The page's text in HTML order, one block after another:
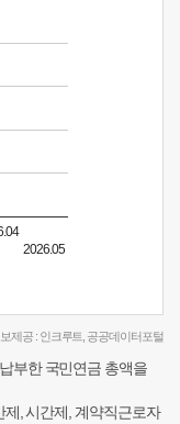
2026.05
제공 : 인크루트 공공데이터포털
부한 국민연금 총액을
, 시간제, 계약직근로자